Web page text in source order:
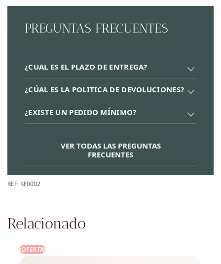
PREGUNTAS FRECUENTES
¿CUAL ES EL PLAZO DE ENTREGA?
¿CÚAL ES LA POLITICA DE DEVOLUCIONES?
¿EXISTE UN PEDIDO MÍNIMO?
VER TODAS LAS PREGUNTAS
FRECUENTES
REF: KF0002
Relacionado
¡OFERTA!